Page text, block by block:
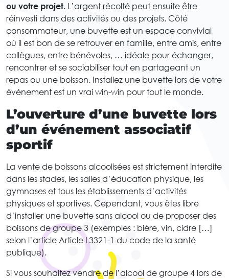
ou votre projet. L’argent récolté peut ensuite être
réinvesti dans des activités ou des projets. Côté
consommateur, une buvette est un espace convivial
où il est bon de se retrouver en famille, entre amis, entre
collègues, entre bénévoles, … idéale pour échanger,
rencontrer et se sociabiliser tout en partageant un
repas ou une boisson. Installez une buvette lors de votre
événement est un vrai win-win pour tout le monde.
L’ouverture d’une buvette lors
d’un événement associatif
sportif
La vente de boissons alcoolisées est strictement interdite
dans les stades, les salles d’éducation physique, les
gymnases et tous les établissements d’activités
physiques et sportives. Cependant, vous êtes libre
d’installer une buvette sans alcool ou de proposer des
boissons de groupe 3 (exemples : bière, vin, cidre […]
selon l’article Article L3321-1 du code de la santé
publique).
Si vous souhaitez vendre de l’alcool de groupe 4 lors de